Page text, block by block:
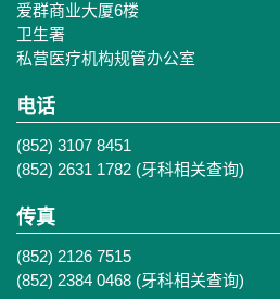
爱群商业大厦6楼
卫生署
私营医疗机构规管办公室
电话
(852) 3107 8451
(852) 2631 1782 (牙科相关查询)
传真
(852) 2126 7515
(852) 2384 0468 (牙科相关查询)